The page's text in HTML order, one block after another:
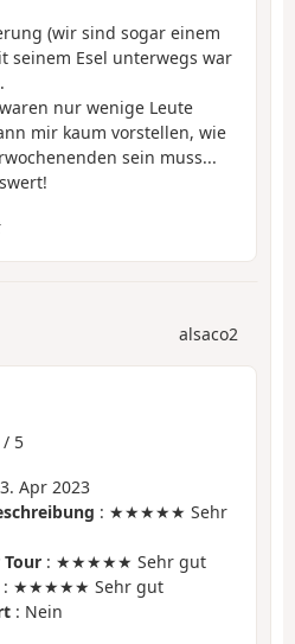
(wir sind sogar einem
seinem Esel unterwegs war
nur wenige Leute
mir kaum vorstellen, wie
sein muss...
alsaco2
/ 5
Apr 2023
: ★★★★★ Sehr
Tour : ★★★★★ Sehr gut
: ★★★★★ Sehr gut
: Nein